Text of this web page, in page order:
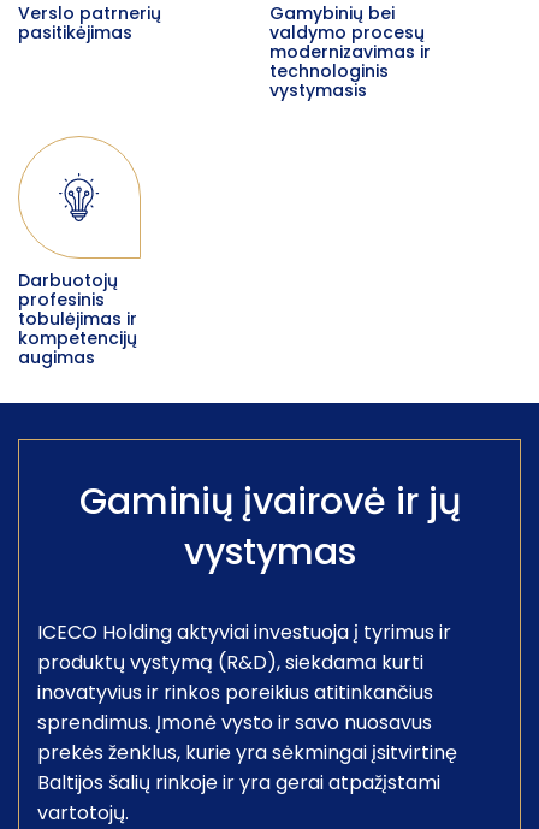
Verslo patrnerių
pasitikėjimas
Gamybinių bei
valdymo procesų
modernizavimas ir
technologinis
vystymasis
Darbuotojų
profesinis
tobulėjimas ir
kompetencijų
augimas
Gaminių įvairovė ir jų
vystymas
ICECO Holding aktyviai investuoja į tyrimus ir
produktų vystymą (R&D), siekdama kurti
inovatyvius ir rinkos poreikius atitinkančius
sprendimus. Įmonė vysto ir savo nuosavus
prekės ženklus, kurie yra sėkmingai įsitvirtinę
Baltijos šalių rinkoje ir yra gerai atpažįstami
vartotojų.